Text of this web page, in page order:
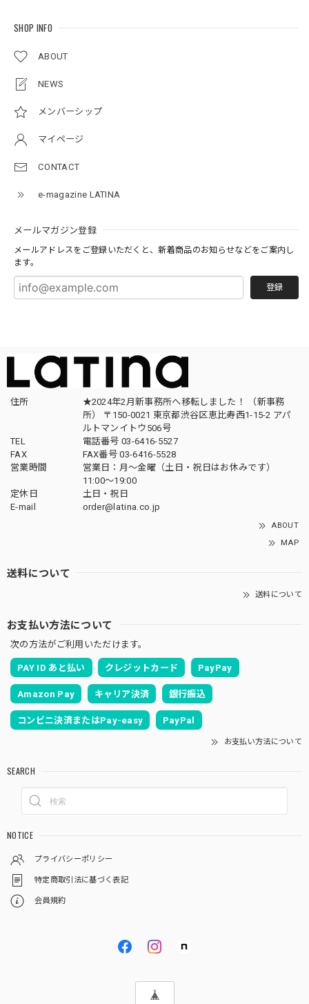
SHOP INFO
ABOUT
NEWS
メンバーシップ
マイページ
CONTACT
e-magazine LATINA
メールマガジン登録
メールアドレスをご登録いただくと、新着商品のお知らせなどをご案内し
ます。
登録
住所
★2024年2月新事務所へ移転しました！ （新事務
所） 〒150-0021 東京都渋谷区恵比寿西1-15-2 アパ
ルトマンイトウ506号
TEL
電話番号 03-6416-5527
FAX
FAX番号 03-6416-5528
営業時間
営業日：月〜金曜（土日・祝日はお休みです）
11:00〜19:00
定休日
土日・祝日
E-mail
order@latina.co.jp
ABOUT
MAP
送料について
送料について
お支払い方法について
次の方法がご利用いただけます。
PAY ID あと払い クレジットカード PayPay
Amazon Pay キャリア決済 銀行振込
コンビニ決済またはPay-easy PayPal
お支払い方法について
SEARCH
NOTICE
プライバシーポリシー
特定商取引法に基づく表記
会員規約